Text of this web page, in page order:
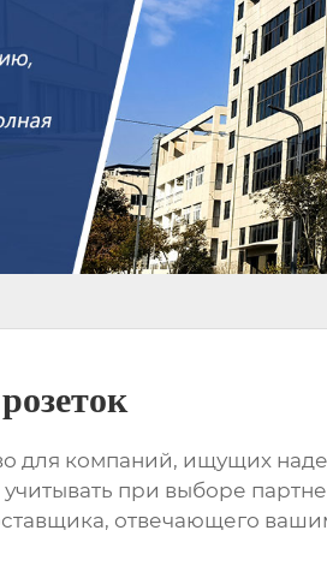
для компаний, ищущих
при выборе
отвечающего